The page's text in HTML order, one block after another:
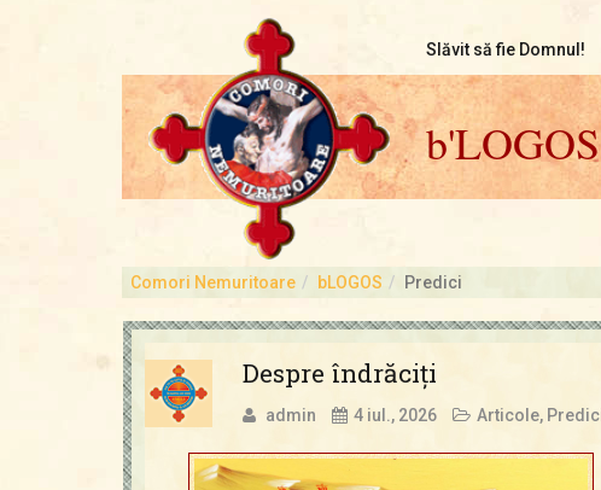
Slăvit să fie Domnul!
b'LOGOS
Comori Nemuritoare bLOGOS Predici
Despre îndrăciţi
admin 4 iul., 2026 Articole,